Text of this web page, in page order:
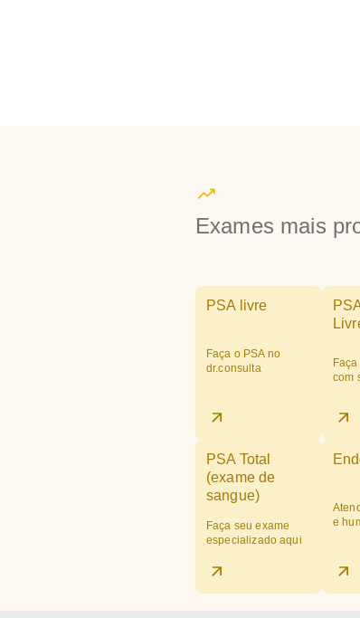
Exames mais
PSA livre
Faça o PSA no
dr.consulta
com
PSA Total
(exame de
sangue)
Faça seu exame
especializado aqui
e